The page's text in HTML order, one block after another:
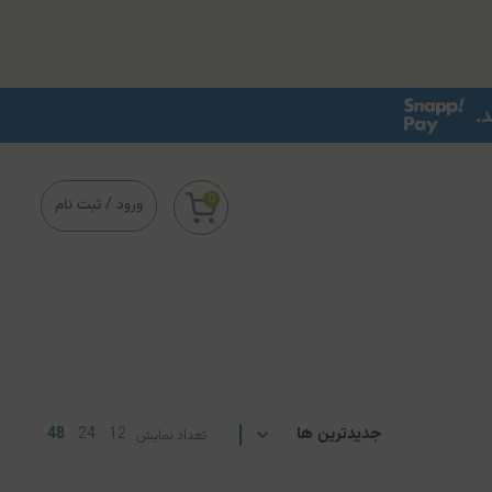
ورود / ثبت نام 0
تعداد نمایش 12
24
48